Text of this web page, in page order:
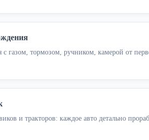
с газом, тормозом, ручником, камерой от
и тракторов: каждое авто детально